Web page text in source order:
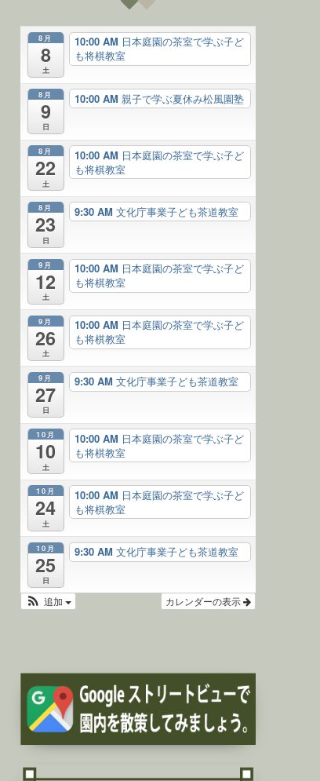
将棋教室10:00 AM
8月
8
土
10:00 AM 日本庭園の茶室で学ぶ子ど
も将棋教室
8月
9
日
10:00 AM 親子で学ぶ夏休み松風園塾
8月
22
土
10:00 AM 日本庭園の茶室で学ぶ子ど
も将棋教室
8月
23
日
9:30 AM 文化庁事業子ども茶道教室
9月
12
土
10:00 AM 日本庭園の茶室で学ぶ子ど
も将棋教室
9月
26
土
10:00 AM 日本庭園の茶室で学ぶ子ど
も将棋教室
9月
27
日
9:30 AM 文化庁事業子ども茶道教室
10月
10
土
10:00 AM 日本庭園の茶室で学ぶ子ど
も将棋教室
10月
24
土
10:00 AM 日本庭園の茶室で学ぶ子ど
も将棋教室
10月
25
日
9:30 AM 文化庁事業子ども茶道教室
カレンダーの表示
追加